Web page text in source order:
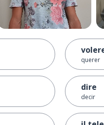
querer
dire
decir